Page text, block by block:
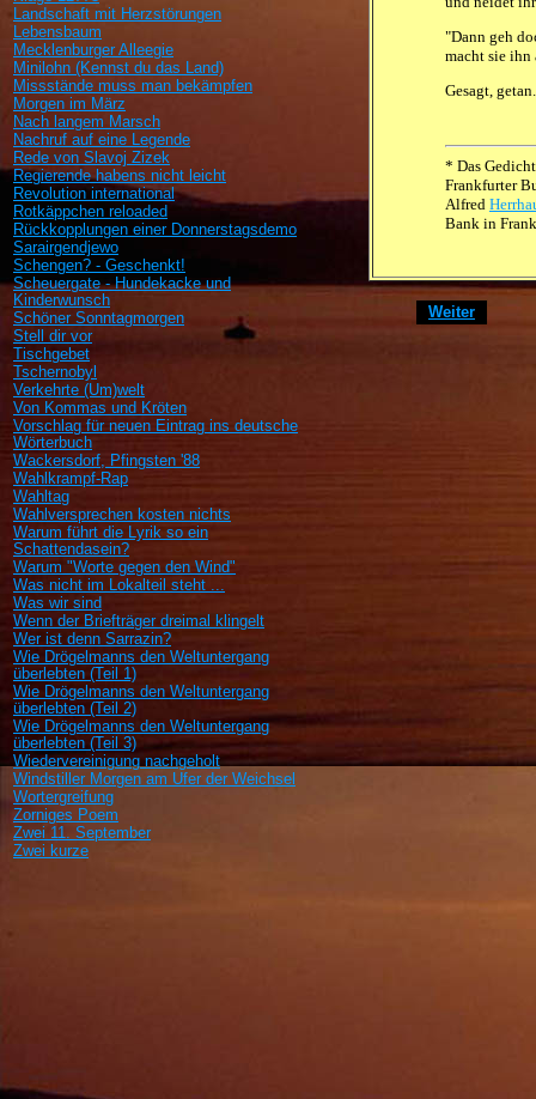
Landschaft mit Herzstörungen
Lebensbaum
Mecklenburger Alleegie
Minilohn (Kennst du das Land)
Missstände muss man bekämpfen
Morgen im März
Nach langem Marsch
Nachruf auf eine Legende
Rede von Slavoj Zizek
Regierende habens nicht leicht
Revolution international
Rotkäppchen reloaded
Rückkopplungen einer Donnerstagsdemo
Sarairgendjewo
Schengen? - Geschenkt!
Scheuergate - Hundekacke und
Kinderwunsch
Schöner Sonntagmorgen
Stell dir vor
Tischgebet
Tschernobyl
Verkehrte (Um)welt
Von Kommas und Kröten
Vorschlag für neuen Eintrag ins deutsche
Wörterbuch
Wackersdorf, Pfingsten '88
Wahlkrampf-Rap
Wahltag
Wahlversprechen kosten nichts
Warum führt die Lyrik so ein
Schattendasein?
Warum "Worte gegen den Wind"
Was nicht im Lokalteil steht ...
Was wir sind
Wenn der Briefträger dreimal klingelt
Wer ist denn Sarrazin?
Wie Drögelmanns den Weltuntergang
überlebten (Teil 1)
Wie Drögelmanns den Weltuntergang
überlebten (Teil 2)
Wie Drögelmanns den Weltuntergang
überlebten (Teil 3)
Wiedervereinigung nachgeholt
Windstiller Morgen am Ufer der Weichsel
Wortergreifung
Zorniges Poem
Zwei 11. September
Zwei kurze
"Dann geh
macht sie ihn
Gesagt, getan.
* Das
Frankfurter
Alfred
Bank in
Weiter